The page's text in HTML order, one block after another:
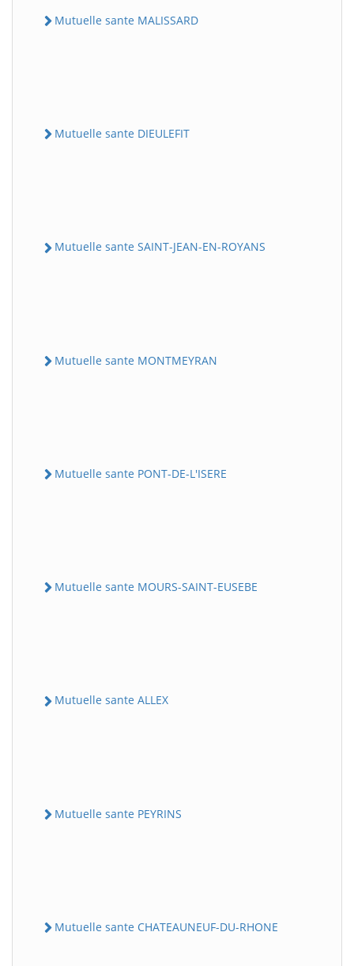
Mutuelle sante MALISSARD
Mutuelle sante DIEULEFIT
Mutuelle sante SAINT-JEAN-EN-ROYANS
Mutuelle sante MONTMEYRAN
Mutuelle sante PONT-DE-L'ISERE
Mutuelle sante MOURS-SAINT-EUSEBE
Mutuelle sante ALLEX
Mutuelle sante PEYRINS
Mutuelle sante CHATEAUNEUF-DU-RHONE